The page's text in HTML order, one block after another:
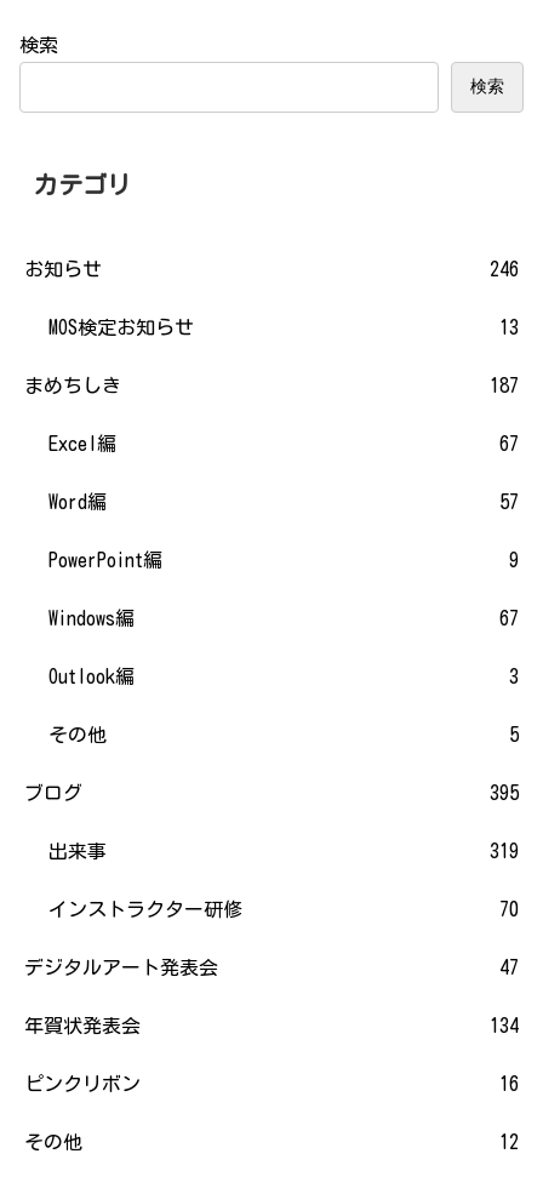
検索
検索
カテゴリ
お知らせ 246
MOS検定お知らせ 13
まめちしき 187
Excel編 67
Word編 57
PowerPoint編 9
Windows編 67
Outlook編 3
その他 5
ブログ 395
出来事 319
インストラクター研修 70
デジタルアート発表会 47
年賀状発表会 134
ピンクリボン 16
その他 12